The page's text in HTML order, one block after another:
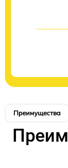
Преимущества